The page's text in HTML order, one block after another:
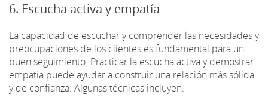
6. Escucha activa y empatía
La capacidad de escuchar y comprender las necesidades y
preocupaciones de los clientes es fundamental para un
buen seguimiento. Practicar la escucha activa y demostrar
empatía puede ayudar a construir una relación más sólida
y de confianza. Algunas técnicas incluyen: